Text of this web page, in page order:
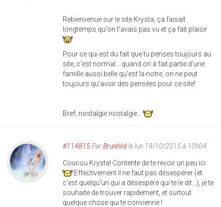
Rebienvenue sur le site Krysta, ça faisait
longtemps qu'on t'avais pas vu et ça fait plaisir
Pour ce qui est du fait que tu penses toujours au
site, c'est normal... quand on à fait partie d'une
famille aussi belle qu'est la notre, on ne peut
toujours qu'avoir des pensées pour ce site!
Bref, nostalgie nostalgie...
#114815ParBrunhildle lun 19/10/2015 à 10h04
Coucou Krysta! Contente de te revoir un peu ici
Effectivement il ne faut pas désespérer (et
c'est quelqu'un qui a désespéré qui te le dit...), je te
souhaite de trouver rapidement, et surtout
quelque chose qui te convienne !